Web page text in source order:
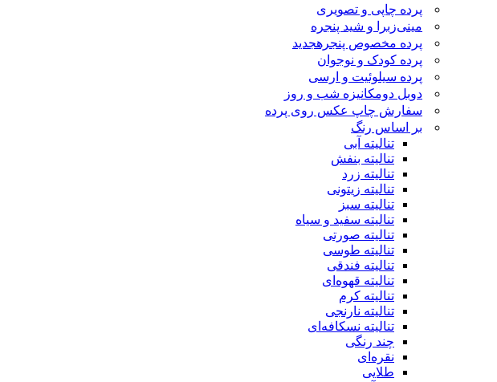
پرده چاپی و تصویری
مینی‌زبرا و شید پنجره
پرده مخصوص پنجرهجدید
پرده کودک و نوجوان
پرده سیلوئیت و ارسی
دوبل دومکانیزه شب و روز
سفارش چاپ عکس روی پرده
بر اساس رنگ
تنالیته آبی
تنالیته بنفش
تنالیته زرد
تنالیته زیتونی
تنالیته سبز
تنالیته سفید و سیاه
تنالیته صورتی
تنالیته طوسی
تنالیته فندقی
تنالیته قهوه‌ای
تنالیته کرم
تنالیته نارنجی
تنالیته نسکافه‌ای
چند رنگی
نقره‌ای
طلایی